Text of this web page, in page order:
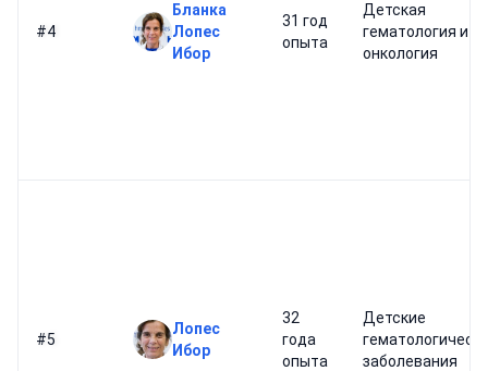
#4
Бланка
Лопес
Ибор
31 год
опыта
Детская
гематология и
онкология
#5
Лопес
Ибор
32
года
опыта
Детские
заболевания